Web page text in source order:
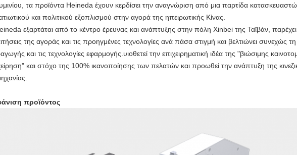
τα προϊόντα Heineda έχουν κερδίσει την αναγνώριση από μια παρτίδα
και πολιτικού εξοπλισμού στην αγορά της ηπειρωτικής Κίνας.
εξαρτάται από το κέντρο έρευνας και ανάπτυξης στην πόλη Xinbei της Ταϊβάν, παρέχει
της αγοράς και τις προηγμένες τεχνολογίες ανά πάσα στιγμή και βελτιώνει συνεχώς τη
και τις τεχνολογίες εφαρμογής.υιοθετεί την επιχειρηματική ιδέα της "βιώσιμης
και στόχο της 100% ικανοποίησης των πελατών και προωθεί την ανάπτυξη της
προϊόντος